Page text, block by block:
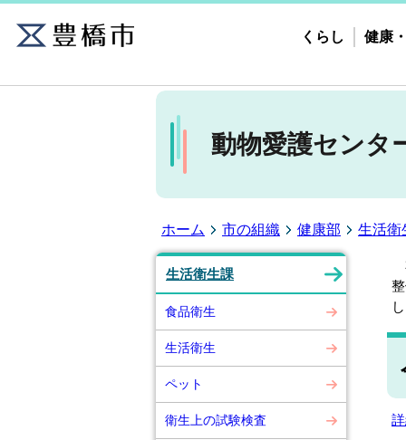
くらし 健康
動物愛護センタ
ホーム 市の組織 健康部 生活衛
生活衛生課
食品衛生
生活衛生
ペット
衛生上の試験検査